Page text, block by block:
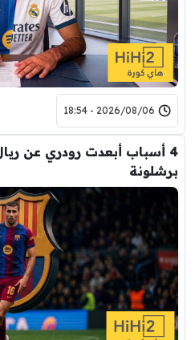
2026/08/06 - 18:54
4 أسباب أبعدت رودري عن
برشلونة